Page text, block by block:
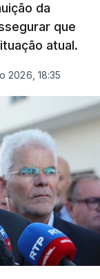
da
que
atual.
2026, 18:35